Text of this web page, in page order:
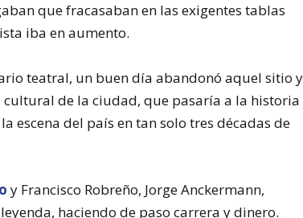
que fracasaban en las exigentes tablas
iba en aumento.
teatral, un buen día abandonó aquel sitio y
de la ciudad, que pasaría a la historia
escena del país en tan solo tres décadas de
y Francisco Robreño, Jorge Anckermann,
haciendo de paso carrera y dinero.